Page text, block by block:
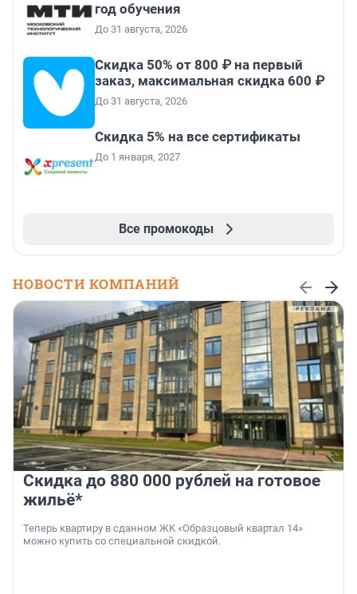
год обучения
До 31 августа, 2026
Скидка 50% от 800 ₽ на первый
заказ, максимальная скидка 600 ₽
До 31 августа, 2026
Скидка 5% на все сертификаты
До 1 января, 2027
Все промокоды
НОВОСТИ КОМПАНИЙ
Скидка до 880 000 рублей на готовое
жильё*
Теперь квартиру в сданном ЖК «Образцовый квартал 14»
можно купить со специальной скидкой.